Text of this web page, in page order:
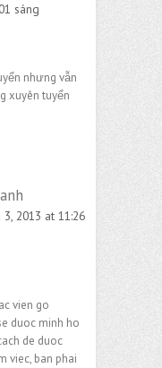
sáng
nhưng vẫn
xuyên tuyển
2013 at 11:26
vien go
duoc minh ho
de duoc
viec, ban phai